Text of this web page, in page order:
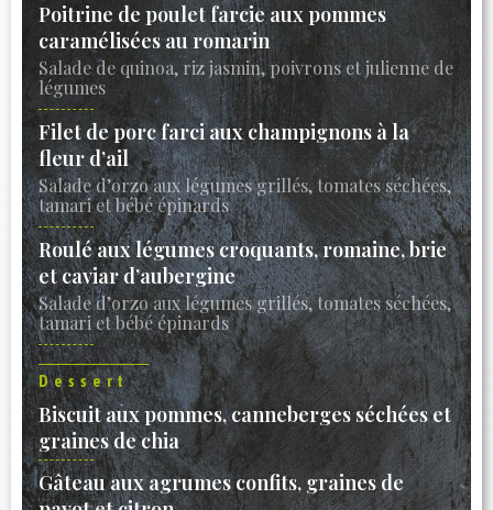
Poitrine de poulet farcie aux pommes
caramélisées au romarin
Salade de quinoa, riz jasmin, poivrons et julienne de
légumes
Filet de porc farci aux champignons à la
fleur d’ail
Salade d’orzo aux légumes grillés, tomates séchées,
tamari et bébé épinards
Roulé aux légumes croquants, romaine, brie
et caviar d’aubergine
Salade d’orzo aux légumes grillés, tomates séchées,
tamari et bébé épinards
Dessert
Biscuit aux pommes, canneberges séchées et
graines de chia
Gâteau aux agrumes confits, graines de